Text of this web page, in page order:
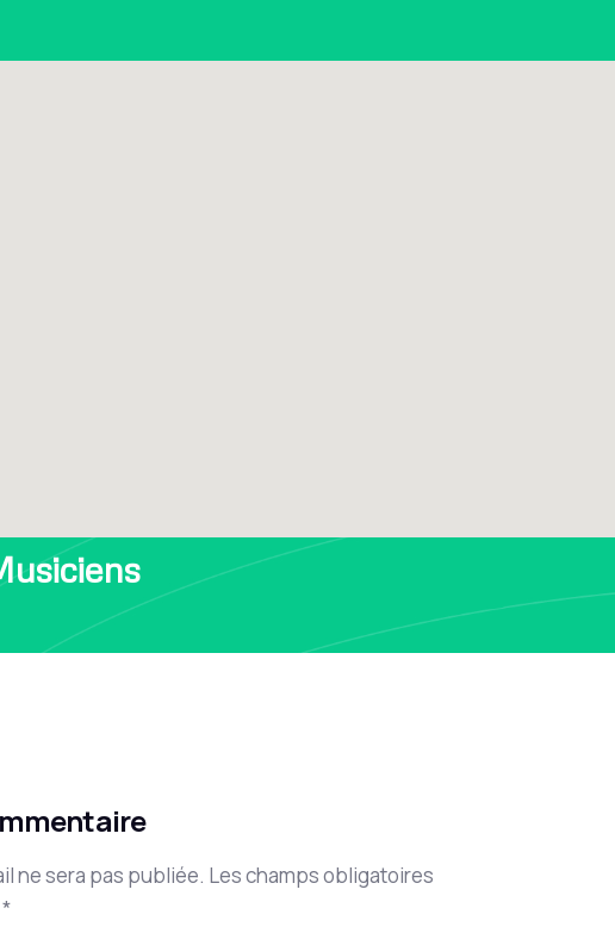
ne sera pas publiée. Les champs obligatoires
*